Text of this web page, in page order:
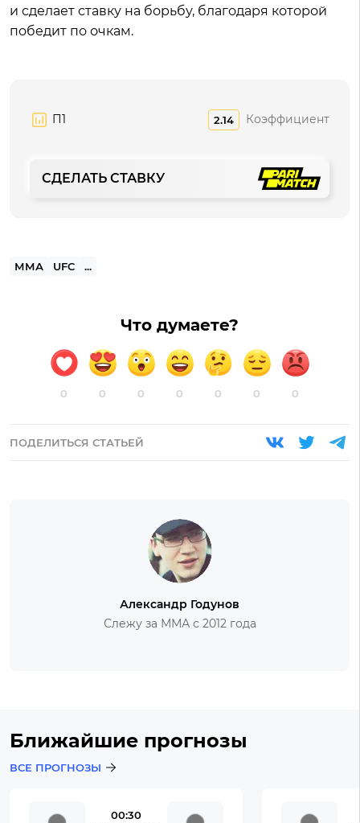
и сделает ставку на борьбу, благодаря которой
победит по очкам.
П1 2.14 Коэффициент
СДЕЛАТЬ СТАВКУ
ММА UFC ...
Что думаете?
0 0 0 0 0 0 0
ПОДЕЛИТЬСЯ СТАТЬЕЙ
Александр Годунов
Слежу за ММА с 2012 года
Ближайшие прогнозы
ВСЕ ПРОГНОЗЫ
00:30